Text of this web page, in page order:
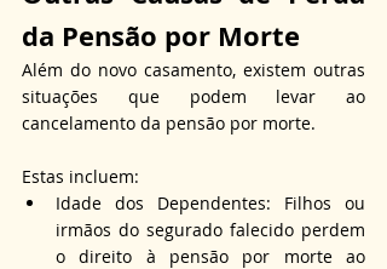
da Pensão por Morte
Além do novo casamento, existem outras
situações que podem levar ao
cancelamento da pensão por morte.
Estas incluem:
Idade dos Dependentes: Filhos ou
irmãos do segurado falecido perdem
o direito à pensão por morte ao